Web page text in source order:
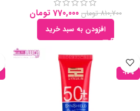
810,700 تومان 770,000 تومان
افزودن به سبد خرید
-10%